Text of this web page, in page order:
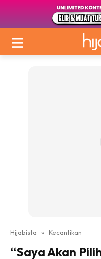
Hijabista » Kecantikan
“Saya Akan